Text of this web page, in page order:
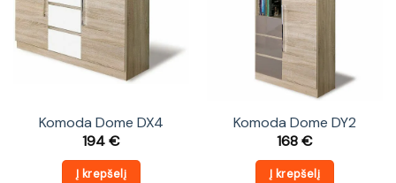
Komoda Dome DX4
194€
Į krepšelį
Komoda Dome DY2
168€
Į krepšelį